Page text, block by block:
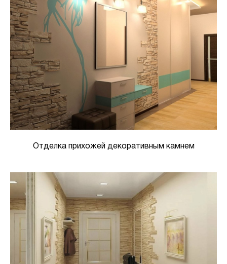
Отделка прихожей декоративным камнем